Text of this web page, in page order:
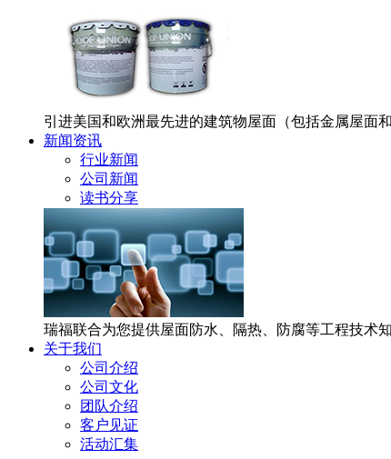
引进美国和欧洲最先进的建筑物屋面（包括金属屋面
新闻资讯
行业新闻
公司新闻
读书分享
瑞福联合为您提供屋面防水、隔热、防腐等工程技术
关于我们
公司介绍
公司文化
团队介绍
客户见证
活动汇集